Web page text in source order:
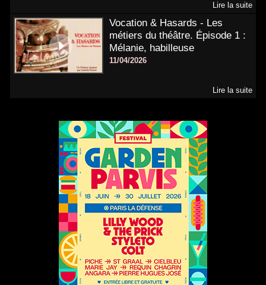
Lire la suite
Vocation & Hasards - Les
métiers du théâtre. Épisode 1 :
Mélanie, habilleuse
11/04/2026
Lire la suite